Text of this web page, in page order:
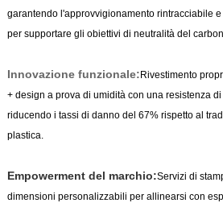
garantendo l'approvvigionamento rintracciabile
per supportare gli obiettivi di neutralità del
Innovazione funzionale:Rivestimento
+ design a prova di umidità con una resistenza
riducendo i tassi di danno del 67% rispetto al
plastica.
Empowerment del marchio:Servizi di
dimensioni personalizzabili per allinearsi con